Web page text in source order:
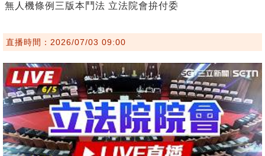
無人機條例三版本鬥法 立法院會拚付委
直播時間：2026/07/03 09:00